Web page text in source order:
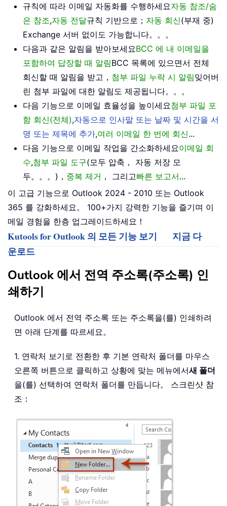
규칙에 따라 이메일 자동화를 수행하세요자동 참조/숨
은 참조,자동 전달규칙 기반으로； 자동 회신(부재 중)
Exchange 서버 없이도 가능합니다。。。
다음과 같은 알림을 받아보세요BCC 에 내 이메일을
포함하여 답장할 때 알림BCC 목록에 있으면서 전체
회신할 때 알림을 받고， 첨부 파일 누락 시 알림잊어버
린 첨부 파일에 대한 알림도 제공됩니다。。。
다음 기능으로 이메일 효율성을 높이세요첨부 파일 포
함 회신(전체),자동으로 인사말 또는 날짜 및 시간을 서
명 또는 제목에 추가,여러 이메일 한 번에 회신...
다음 기능으로 이메일 작업을 간소화하세요이메일 회
수,첨부 파일 도구(모두 압축， 자동 저장 모
두。。。)， 중복 제거 ， 그리고빠른 보고서...
이 고급 기능으로 Outlook 2024 - 2010 또는 Outlook
365 를 강화하세요。 100+가지 강력한 기능을 즐기며 이
메일 경험을 한층 업그레이드하세요！
Kutools for Outlook 의 모든 기능 보기
지금 다
운로드
Outlook 에서 전역 주소록(주소록) 인
쇄하기
Outlook 에서 전역 주소록 또는 주소록을(를) 인쇄하려
면 아래 단계를 따르세요。
1. 연락처 보기로 전환한 후 기본 연락처 폴더를 마우스
오른쪽 버튼으로 클릭하고 상황에 맞는 메뉴에서새 폴더
을(를) 선택하여 연락처 폴더를 만듭니다。 스크린샷 참
조：